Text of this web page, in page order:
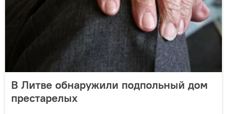
В Литве обнаружили подпольный дом
престарелых